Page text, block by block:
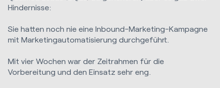
Hindernisse:
Sie hatten noch nie eine Inbound-Marketing-Kampagne
mit Marketingautomatisierung durchgeführt.
Mit vier Wochen war der Zeitrahmen für die
Vorbereitung und den Einsatz sehr eng.